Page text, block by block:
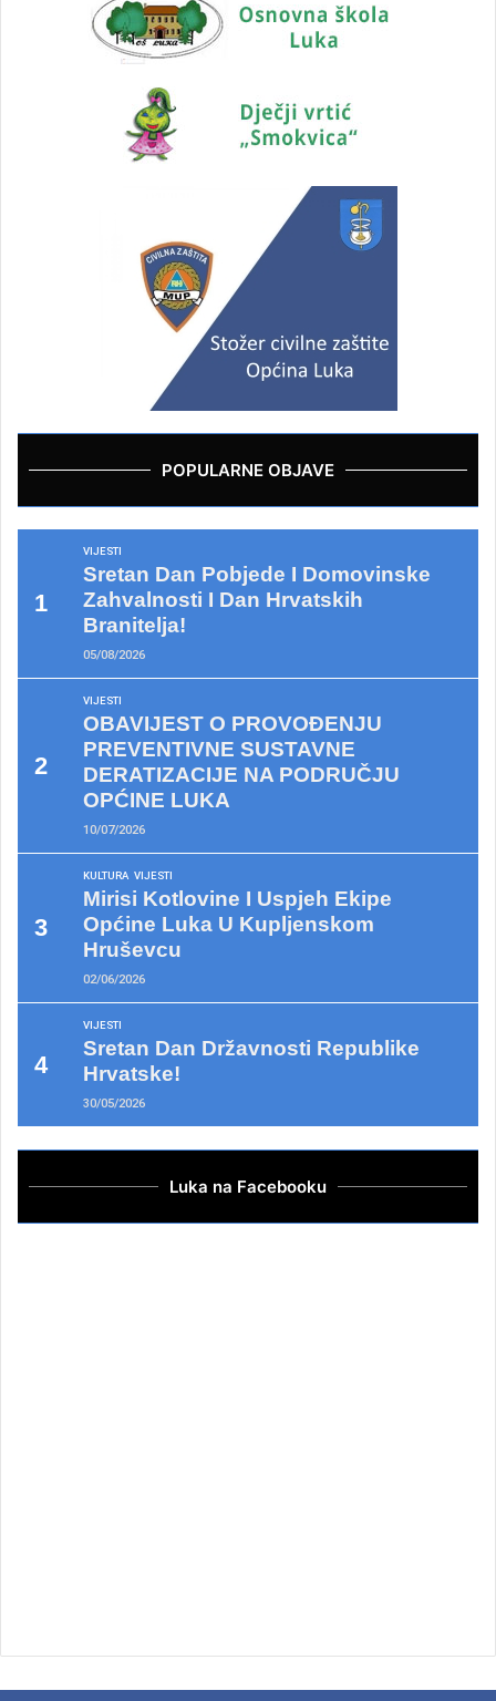
POPULARNE OBJAVE
VIJESTI
Sretan Dan Pobjede I Domovinske
Zahvalnosti I Dan Hrvatskih
Branitelja!
05/08/2026
VIJESTI
OBAVIJEST O PROVOĐENJU
PREVENTIVNE SUSTAVNE
DERATIZACIJE NA PODRUČJU
OPĆINE LUKA
10/07/2026
KULTURA VIJESTI
Mirisi Kotlovine I Uspjeh Ekipe
Općine Luka U Kupljenskom
Hruševcu
02/06/2026
VIJESTI
Sretan Dan Državnosti Republike
Hrvatske!
30/05/2026
Luka na Facebooku